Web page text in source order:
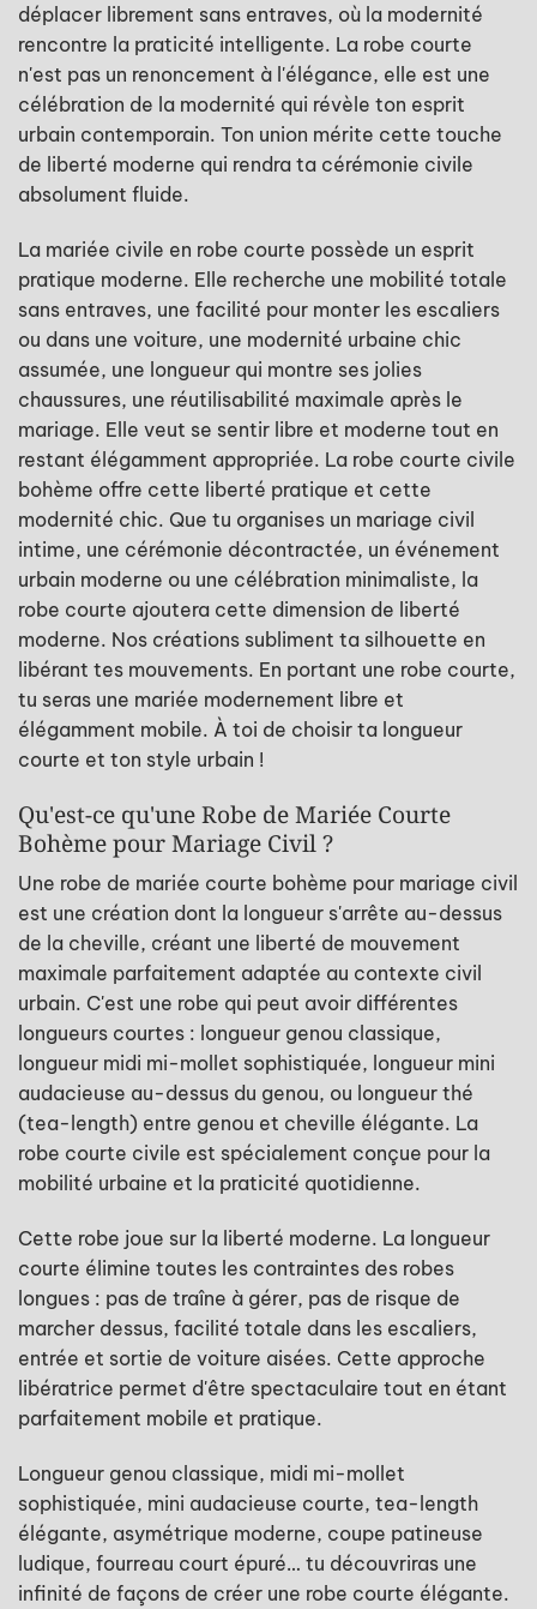
déplacer librement sans entraves, où la modernité
rencontre la praticité intelligente. La robe courte
n'est pas un renoncement à l'élégance, elle est une
célébration de la modernité qui révèle ton esprit
urbain contemporain. Ton union mérite cette touche
de liberté moderne qui rendra ta cérémonie civile
absolument fluide.
La mariée civile en robe courte possède un esprit
pratique moderne. Elle recherche une mobilité totale
sans entraves, une facilité pour monter les escaliers
ou dans une voiture, une modernité urbaine chic
assumée, une longueur qui montre ses jolies
chaussures, une réutilisabilité maximale après le
mariage. Elle veut se sentir libre et moderne tout en
restant élégamment appropriée. La robe courte civile
bohème offre cette liberté pratique et cette
modernité chic. Que tu organises un mariage civil
intime, une cérémonie décontractée, un événement
urbain moderne ou une célébration minimaliste, la
robe courte ajoutera cette dimension de liberté
moderne. Nos créations subliment ta silhouette en
libérant tes mouvements. En portant une robe courte,
tu seras une mariée modernement libre et
élégamment mobile. À toi de choisir ta longueur
courte et ton style urbain !
Qu'est-ce qu'une Robe de Mariée Courte
Bohème pour Mariage Civil ?
Une robe de mariée courte bohème pour mariage civil
est une création dont la longueur s'arrête au-dessus
de la cheville, créant une liberté de mouvement
maximale parfaitement adaptée au contexte civil
urbain. C'est une robe qui peut avoir différentes
longueurs courtes : longueur genou classique,
longueur midi mi-mollet sophistiquée, longueur mini
audacieuse au-dessus du genou, ou longueur thé
(tea-length) entre genou et cheville élégante. La
robe courte civile est spécialement conçue pour la
mobilité urbaine et la praticité quotidienne.
Cette robe joue sur la liberté moderne. La longueur
courte élimine toutes les contraintes des robes
longues : pas de traîne à gérer, pas de risque de
marcher dessus, facilité totale dans les escaliers,
entrée et sortie de voiture aisées. Cette approche
libératrice permet d'être spectaculaire tout en étant
parfaitement mobile et pratique.
Longueur genou classique, midi mi-mollet
sophistiquée, mini audacieuse courte, tea-length
élégante, asymétrique moderne, coupe patineuse
ludique, fourreau court épuré… tu découvriras une
infinité de façons de créer une robe courte élégante.